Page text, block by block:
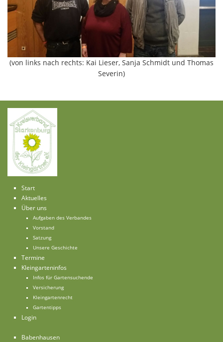
(von links nach rechts: Kai Lieser, Sanja Schmidt und Thomas
Severin)
Start
Aktuelles
Über uns
Aufgaben des Verbandes
Vorstand
Satzung
Unsere Geschichte
Termine
Kleingarteninfos
Infos für Gartensuchende
Versicherung
Kleingartenrecht
Gartentipps
Login
Babenhausen